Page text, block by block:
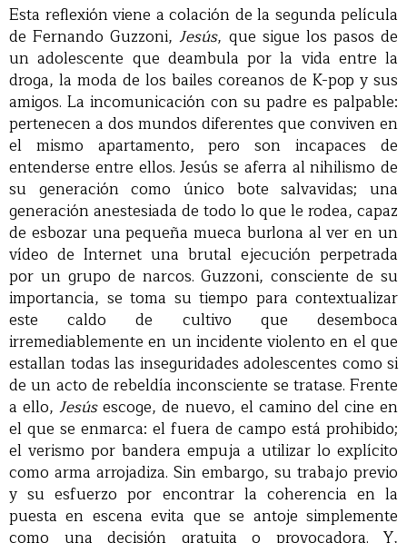
Esta reflexión viene a colación de la segunda película
de Fernando Guzzoni,Jesús, que sigue los pasos de
un adolescente que deambula por la vida entre la
droga, la moda de los bailes coreanos de K-pop y sus
amigos. La incomunicación con su padre es palpable:
pertenecen a dos mundos diferentes que conviven en
el mismo apartamento, pero son incapaces de
entenderse entre ellos. Jesús se aferra al nihilismo de
su generación como único bote salvavidas; una
generación anestesiada de todo lo que le rodea, capaz
de esbozar una pequeña mueca burlona al ver en un
vídeo de Internet una brutal ejecución perpetrada
por un grupo de narcos. Guzzoni, consciente de su
importancia, se toma su tiempo para contextualizar
este caldo de cultivo que desemboca
irremediablemente en un incidente violento en el que
estallan todas las inseguridades adolescentes como si
de un acto de rebeldía inconsciente se tratase. Frente
a ello,Jesúsescoge, de nuevo, el camino del cine en
el que se enmarca: el fuera de campo está prohibido;
el verismo por bandera empuja a utilizar lo explícito
como arma arrojadiza. Sin embargo, su trabajo previo
y su esfuerzo por encontrar la coherencia en la
puesta en escena evita que se antoje simplemente